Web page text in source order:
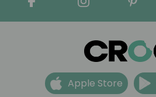
Apple Store